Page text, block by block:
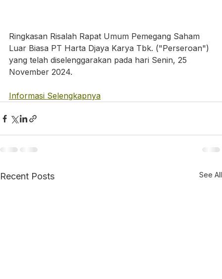
Ringkasan Risalah Rapat Umum Pemegang Saham
Luar Biasa PT Harta Djaya Karya Tbk. ("Perseroan")
yang telah diselenggarakan pada hari Senin, 25
November 2024.
Informasi Selengkapnya
Recent Posts See All